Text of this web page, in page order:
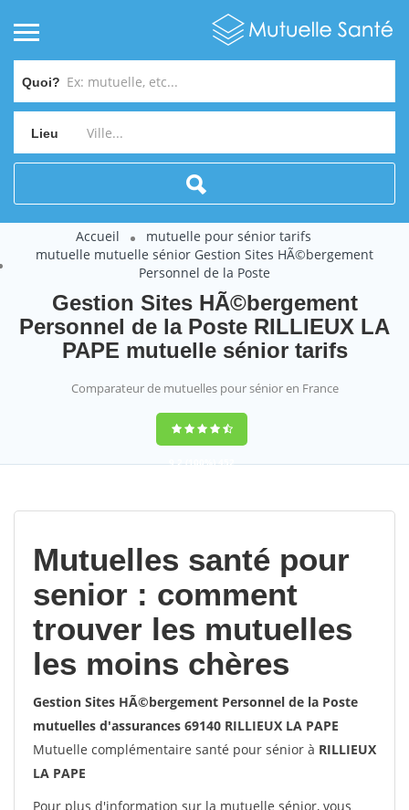
Quoi?
Lieu
Accueil
mutuelle pour sénior tarifs
mutuelle mutuelle sénior Gestion Sites HÃ©bergement
Personnel de la Poste
Gestion Sites HÃ©bergement
Personnel de la Poste RILLIEUX LA
PAPE mutuelle sénior tarifs
Comparateur de mutuelles pour sénior en France
9,2(100%)452
Mutuelles santé pour
senior : comment
trouver les mutuelles
les moins chères
Gestion Sites HÃ©bergement Personnel de la Poste
mutuelles d'assurances 69140 RILLIEUX LA PAPE
Mutuelle complémentaire santé pour sénior à RILLIEUX
LA PAPE
Pour plus d'information sur la mutuelle sénior, vous